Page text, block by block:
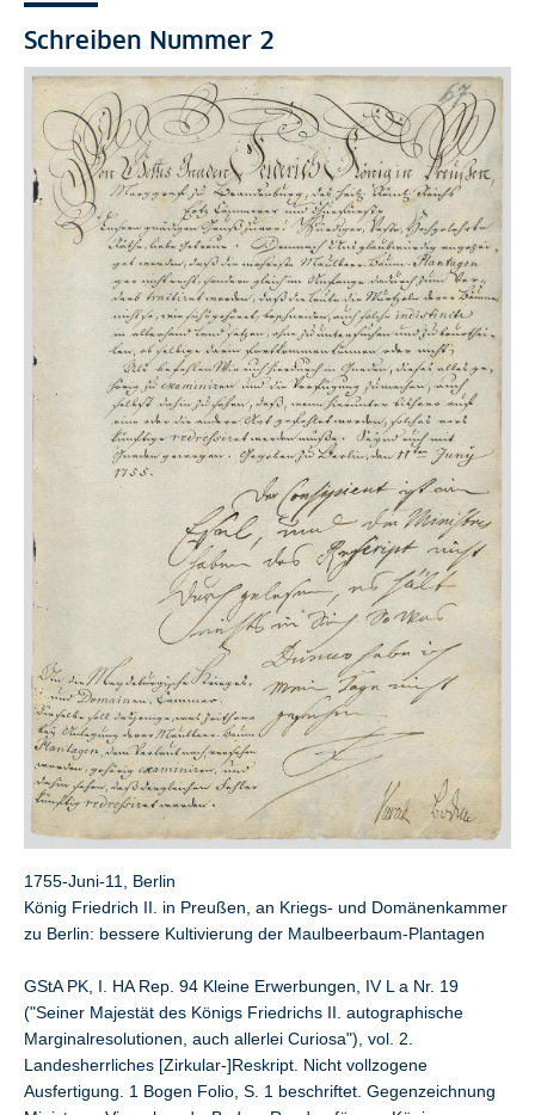
Schreiben Nummer 2
1755-Juni-11, Berlin
König Friedrich II. in Preußen, an Kriegs- und Domänenkammer
zu Berlin: bessere Kultivierung der Maulbeerbaum-Plantagen
GStA PK, I. HA Rep. 94 Kleine Erwerbungen, IV L a Nr. 19
("Seiner Majestät des Königs Friedrichs II. autographische
Marginalresolutionen, auch allerlei Curiosa"), vol. 2.
Landesherrliches [Zirkular-]Reskript. Nicht vollzogene
Ausfertigung. 1 Bogen Folio, S. 1 beschriftet. Gegenzeichnung